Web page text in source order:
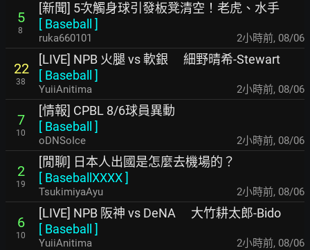
5
8
[新聞] 5次觸身球引發板凳清空！老虎、水手
[ Baseball ]
ruka660101 2小時前, 08/06
22
38
[LIVE] NPB 火腿 vs 軟銀 細野晴希-Stewart
[ Baseball ]
YuiiAnitima 2小時前, 08/06
7
10
[情報] CPBL 8/6球員異動
[ Baseball ]
oDNSoIce 2小時前, 08/06
2
19
[閒聊] 日本人出國是怎麼去機場的？
[ BaseballXXXX]
TsukimiyaAyu 2小時前, 08/06
6
10
[LIVE] NPB 阪神 vs DeNA 大竹耕太郎-Bido
[ Baseball ]
YuiiAnitima 2小時前, 08/06